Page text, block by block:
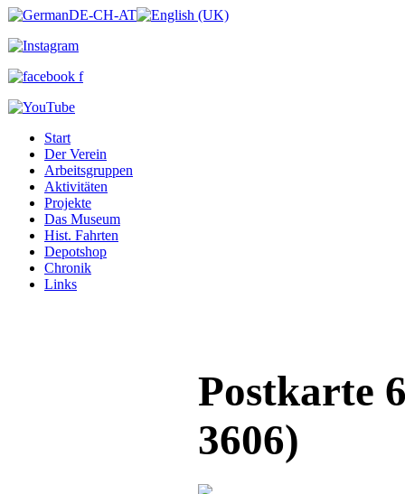
Start
Der Verein
Arbeitsgruppen
Aktivitäten
Projekte
Das Museum
Hist. Fahrten
Depotshop
Chronik
Links
Postkarte
3606)